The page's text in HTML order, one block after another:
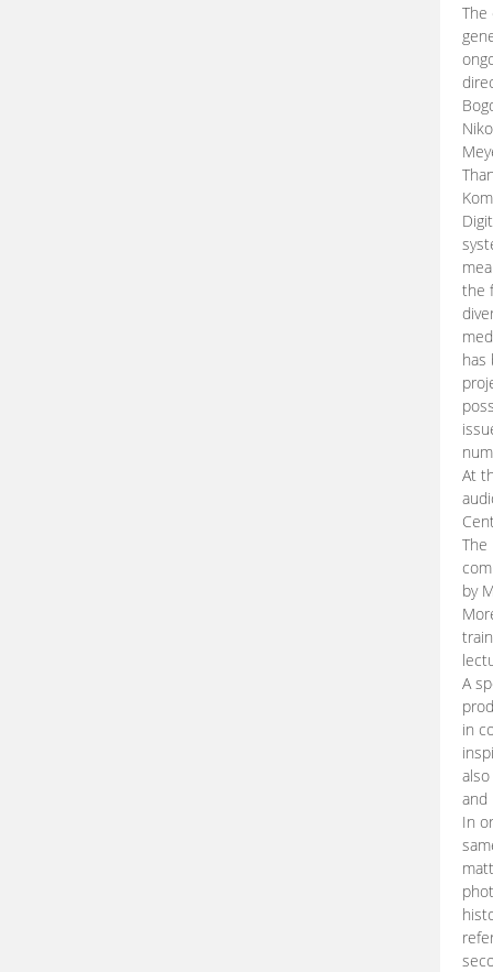
The
the
has
At
The
by
A
in
and
In